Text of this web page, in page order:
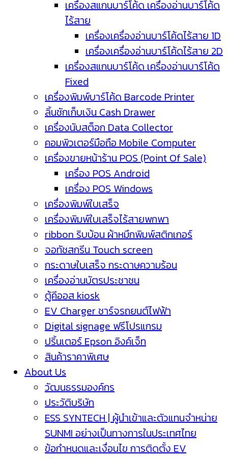
เครื่องสแกนบาร์โค้ด เครื่องอ่านบาร์โค้ด
ไร้สาย
เครื่องเครื่องอ่านบาร์โค้ดไร้สาย 1D
เครื่องเครื่องอ่านบาร์โค้ดไร้สาย 2D
เครื่องสแกนบาร์โค้ด เครื่องอ่านบาร์โค้ด
Fixed
เครื่องพิมพ์บาร์โค้ด Barcode Printer
ลิ้นชักเก็บเงิน Cash Drawer
เครื่องนับสต็อก Data Collector
คอมพิวเตอร์มือถือ Mobile Computer
เครื่องขายหน้าร้าน POS (Point Of Sale)
เครื่อง POS Android
เครื่อง POS Windows
เครื่องพิมพ์ใบเสร็จ
เครื่องพิมพ์ใบเสร็จไร้สายพกพา
ribbon ริบบ้อน ผ้าหมึกพิมพ์สติกเกอร์
จอทัชสกรีน Touch screen
กระดาษใบเสร็จ กระดาษความร้อน
เครื่องอ่านบัตรประชาชน
ตู้คีออส kiosk
EV Charger ชาร์จรถยนต์ไฟฟ้า
Digital signage ฟรีโปรแกรม
ปริ้นเตอร์ Epson อิงค์เจ็ท
สินค้าราคาพิเศษ
About Us
วัฒนธรรมองค์กร
ประวัติบริษัท
ESS SYNTECH | ผู้นำเข้าและตัวแทนจำหน่าย
SUNMI อย่างเป็นทางการในประเทศไทย
ข้อกำหนดและเงื่อนไข การติดตั้ง EV